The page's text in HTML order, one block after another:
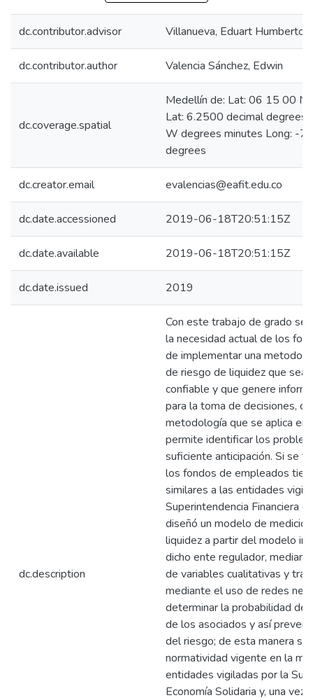
dc.contributor.advisor Villanueva, Eduart Humberto
dc.contributor.author Valencia Sánchez, Edwin
dc.coverage.spatial
Medellín de: Lat: 06 15 00 N
Lat: 6.2500 decimal
W degrees minutes Long: -
degrees
dc.creator.email evalencias@eafit.edu.co
dc.date.accessioned 2019-06-18T20:51:15Z
dc.date.available 2019-06-18T20:51:15Z
dc.date.issued 2019
dc.description
Con este trabajo de grado se
la necesidad actual de los
de implementar una
de riesgo de liquidez que sea
confiable y que genere
para la toma de decisiones,
metodología que se aplica en
permite identificar los
suficiente anticipación. Si se
los fondos de empleados
similares a las entidades
Superintendencia Financiera
diseñó un modelo de
liquidez a partir del modelo
dicho ente regulador,
de variables cualitativas y
mediante el uso de redes
determinar la probabilidad de
de los asociados y así
del riesgo; de esta manera se
normatividad vigente en la
entidades vigiladas por la
Economía Solidaria y, una vez